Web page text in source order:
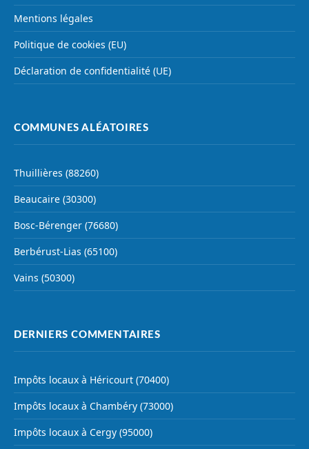
Mentions légales
Politique de cookies (EU)
Déclaration de confidentialité (UE)
COMMUNES ALÉATOIRES
Thuillières (88260)
Beaucaire (30300)
Bosc-Bérenger (76680)
Berbérust-Lias (65100)
Vains (50300)
DERNIERS COMMENTAIRES
Impôts locaux à Héricourt (70400)
Impôts locaux à Chambéry (73000)
Impôts locaux à Cergy (95000)